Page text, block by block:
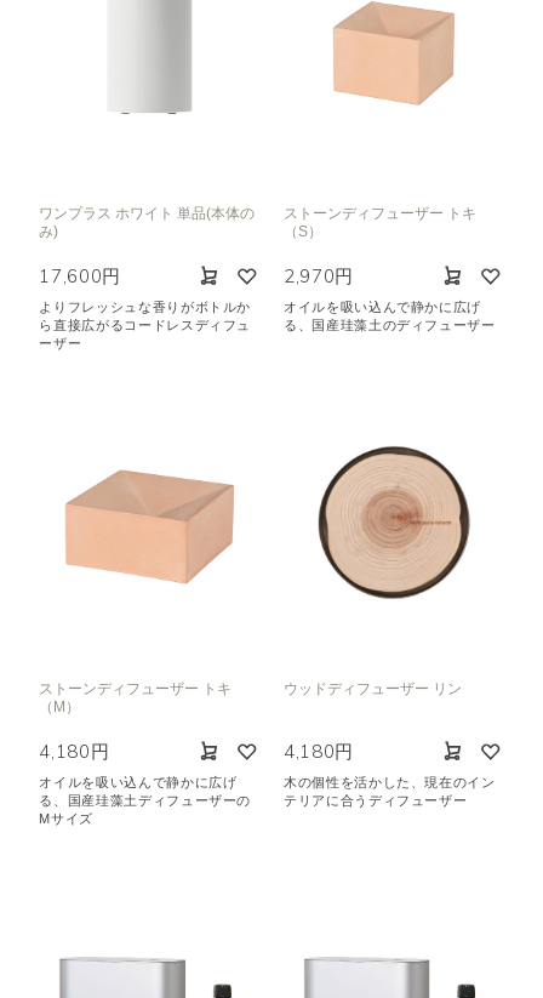
ワンプラス ホワイト 単品(本体の
み)
17,600円
よりフレッシュな香りがボトルか
ら直接広がるコードレスディフュ
ーザー
ストーンディフューザー トキ
（S）
2,970円
オイルを吸い込んで静かに広げ
る、国産珪藻土のディフューザー
ストーンディフューザー トキ
（M）
4,180円
オイルを吸い込んで静かに広げ
る、国産珪藻土ディフューザーの
Mサイズ
ウッドディフューザー リン
4,180円
木の個性を活かした、現在のイン
テリアに合うディフューザー